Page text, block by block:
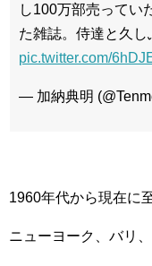
し100万部売ってい
た雑誌。侍達と久し
pic.twitter.com/
— 加納典明
1960年代から現在に
ニューヨーク、バリ